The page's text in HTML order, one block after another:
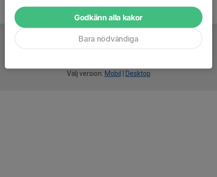
Välj version: Mobil Desktop
Godkänn alla kakor
Bara nödvändiga